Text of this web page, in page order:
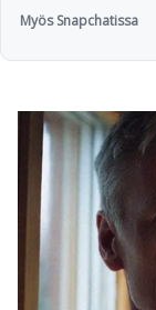
Myös Snapchatissa